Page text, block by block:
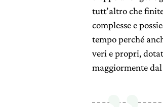
tutt’altro che
complesse e
tempo perché
veri e propri,
maggiormente